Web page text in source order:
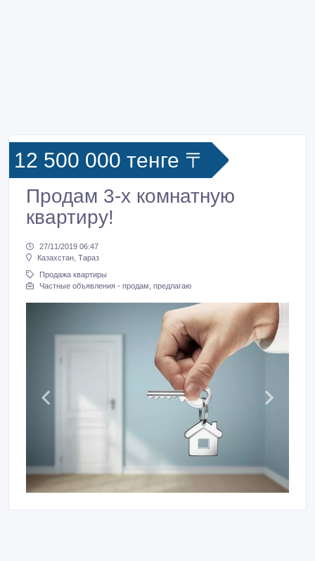
12 500 000 тенге 〒
Продам 3-х комнатную
квартиру!
27/11/2019 06:47
Казахстан, Тараз
Продажа квартиры
Частные объявления - продам, предлагаю